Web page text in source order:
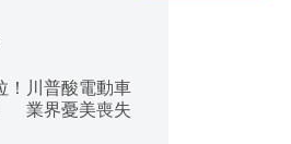
！川普酸電動車
業界憂美喪失